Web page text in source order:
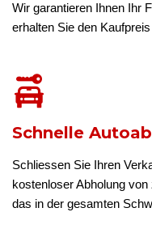
Wir garantieren Ihnen Ihr
erhalten Sie den
Schnelle
Schliessen Sie Ihren
kostenloser Abholung
das in der gesamten